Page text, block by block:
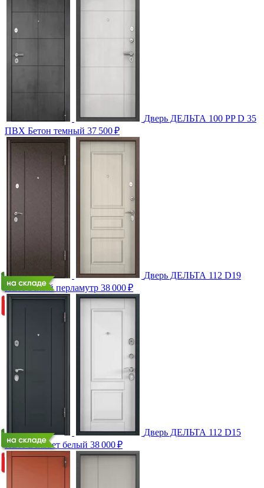
Дверь ДЕЛЬТА 100 PP D 35
ПВХ Бетон темный 37 500₽
Дверь ДЕЛЬТА 112 D19
ПВХ Белый перламутр 38 000₽
Дверь ДЕЛЬТА 112 D15
ПВХ Вельвет белый 38 000₽